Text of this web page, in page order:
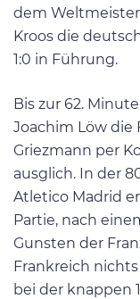
dem
Kroos die
1:0 in Führung.
Bis zur 62.
Joachim Löw die
Griezmann per
ausglich. In der
Atletico Madrid
Partie, nach
Gunsten der
Frankreich
bei der knappen